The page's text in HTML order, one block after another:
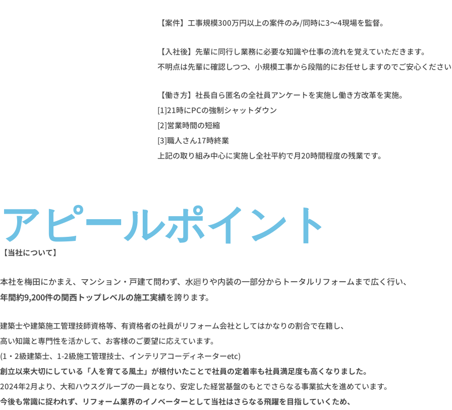
【案件】工事規模300万円以上の案件のみ/同時に3～4現場を監督。
【入社後】先輩に同行し業務に必要な知識や仕事の流れを覚えていただきます。
不明点は先輩に確認しつつ、小規模工事から段階的にお任せしますのでご安心くださ
【働き方】社長自ら匿名の全社員アンケートを実施し働き方改革を実施。
[1]21時にPCの強制シャットダウン
[2]営業時間の短縮
[3]職人さん17時終業
上記の取り組み中心に実施し全社平約で月20時間程度の残業です。
アピールポイント
【当社について】
本社を梅田にかまえ、マンション・戸建て問わず、水廻りや内装の一部分からトータルリフォームまで広く行い、
年間約9,200件の関西トップレベルの施工実績を誇ります。
建築士や建築施工管理技師資格等、有資格者の社員がリフォーム会社としてはかなりの割合で在籍し、
高い知識と専門性を活かして、お客様のご要望に応えています。
(1・2級建築士、1-2級施工管理技士、インテリアコーディネーターetc)
創立以来大切にしている「人を育てる風土」が根付いたことで社員の定着率も社員満足度も高くなりました。
2024年2月より、大和ハウスグループの一員となり、安定した経営基盤のもとでさらなる事業拡大を進めています。
今後も常識に捉われず、リフォーム業界のイノベーターとして当社はさらなる飛躍を目指していくため、